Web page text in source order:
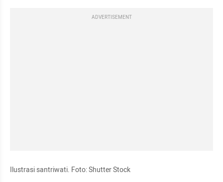
ADVERTISEMENT
Ilustrasi santriwati. Foto: Shutter Stock